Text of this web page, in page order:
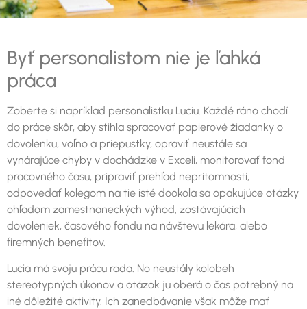
Byť personalistom nie je ľahká
práca
Zoberte si napríklad personalistku Luciu. Každé ráno chodí
do práce skôr, aby stihla spracovať papierové žiadanky o
dovolenku, voľno a priepustky, opraviť neustále sa
vynárajúce chyby v dochádzke v Exceli, monitorovať fond
pracovného času, pripraviť prehľad neprítomností,
odpovedať kolegom na tie isté dookola sa opakujúce otázky
ohľadom zamestnaneckých výhod, zostávajúcich
dovoleniek, časového fondu na návštevu lekára, alebo
firemných benefitov.
Lucia má svoju prácu rada. No neustály kolobeh
stereotypných úkonov a otázok ju oberá o čas potrebný na
iné dôležité aktivity. Ich zanedbávanie však môže mať